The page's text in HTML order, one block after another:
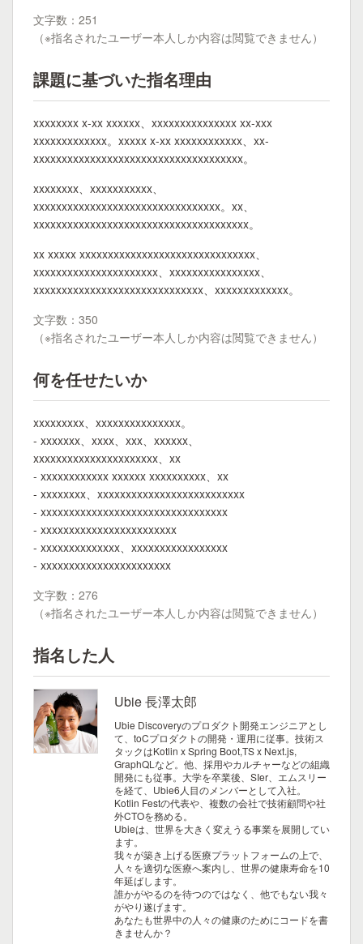
文字数：251
（※指名されたユーザー本人しか内容は閲覧できません）
課題に基づいた指名理由
xxxxxxxx x-xx xxxxxx、xxxxxxxxxxxxxxx xx-xxx
xxxxxxxxxxxxx。xxxxx x-xx xxxxxxxxxxxx、xx-
xxxxxxxxxxxxxxxxxxxxxxxxxxxxxxxxxxxxx。
xxxxxxxx、xxxxxxxxxxx、
xxxxxxxxxxxxxxxxxxxxxxxxxxxxxxxxx。xx、
xxxxxxxxxxxxxxxxxxxxxxxxxxxxxxxxxxxxxx。
xx xxxxx xxxxxxxxxxxxxxxxxxxxxxxxxxxxxxx、
xxxxxxxxxxxxxxxxxxxxxx、xxxxxxxxxxxxxxxx、
xxxxxxxxxxxxxxxxxxxxxxxxxxxxxx、xxxxxxxxxxxxx。
文字数：350
（※指名されたユーザー本人しか内容は閲覧できません）
何を任せたいか
xxxxxxxxx、xxxxxxxxxxxxxxx。
- xxxxxxx、xxxx、xxx、xxxxxx、
xxxxxxxxxxxxxxxxxxxxxx、xx
- xxxxxxxxxxxx xxxxxx xxxxxxxxxx、xx
- xxxxxxxx、xxxxxxxxxxxxxxxxxxxxxxxxxx
- xxxxxxxxxxxxxxxxxxxxxxxxxxxxxxxxx
- xxxxxxxxxxxxxxxxxxxxxxxx
- xxxxxxxxxxxxxx、xxxxxxxxxxxxxxxxx
- xxxxxxxxxxxxxxxxxxxxxxx
文字数：276
（※指名されたユーザー本人しか内容は閲覧できません）
指名した人
Ubie 長澤太郎
Ubie Discoveryのプロダクト開発エンジニアとし
て、toCプロダクトの開発・運用に従事。技術ス
タックはKotlin x Spring Boot,TS x Next.js,
GraphQLなど。他、採用やカルチャーなどの組織
開発にも従事。大学を卒業後、SIer、エムスリー
を経て、Ubie6人目のメンバーとして入社。
Kotlin Festの代表や、複数の会社で技術顧問や社
外CTOを務める。
Ubieは、世界を大きく変えうる事業を展開してい
ます。
我々が築き上げる医療プラットフォームの上で、
人々を適切な医療へ案内し、世界の健康寿命を10
年延ばします。
誰かがやるのを待つのではなく、他でもない我々
がやり遂げます。
あなたも世界中の人々の健康のためにコードを書
きませんか？